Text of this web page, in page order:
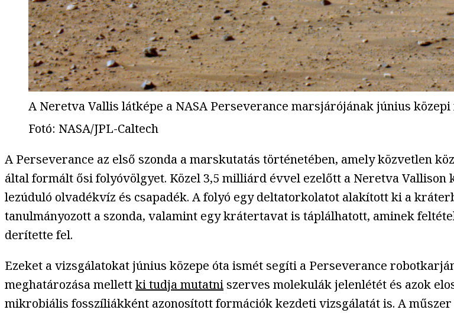
A Neretva Vallis látképe a NASA Perseverance marsjárójának június
Fotó: NASA/JPL-Caltech
A Perseverance az első szonda a marskutatás történetében, amely közvetlen
által formált ősi folyóvölgyet. Közel 3,5 milliárd évvel ezelőtt a Neretva
lezúduló olvadékvíz és csapadék. A folyó egy deltatorkolatot alakított ki a
tanulmányozott a szonda, valamint egy krátertavat is táplálhatott, aminek
derítette fel.
Ezeket a vizsgálatokat június közepe óta ismét segíti a Perseverance
meghatározása mellettki tudja mutatniszerves molekulák jelenlétét és azok
mikrobiális fosszíliákként azonosított formációk kezdeti vizsgálatát is. A